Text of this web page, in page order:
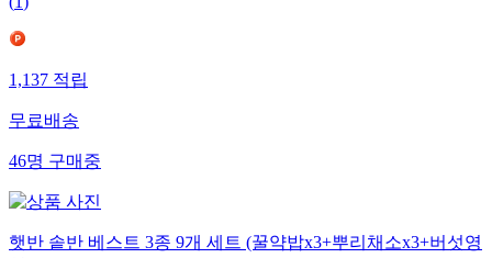
(1)
1,137적립
무료배송
46명구매중
햇반 솥반 베스트 3종 9개 세트 (꿀약밥x3+뿌리채소x3+버섯영